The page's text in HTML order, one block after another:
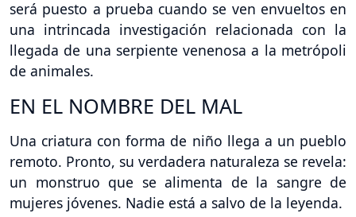
será puesto a prueba cuando se ven envueltos en
una intrincada investigación relacionada con la
llegada de una serpiente venenosa a la metrópoli
de animales.
EN EL NOMBRE DEL MAL
Una criatura con forma de niño llega a un pueblo
remoto. Pronto, su verdadera naturaleza se revela:
un monstruo que se alimenta de la sangre de
mujeres jóvenes. Nadie está a salvo de la leyenda.